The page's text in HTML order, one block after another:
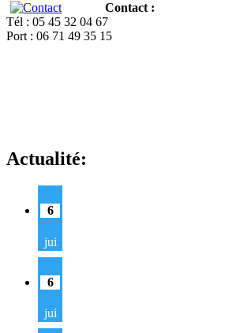
Contact :
Tél : 05 45 32 04 67
Port : 06 71 49 35 15
Actualité:
6
jui
6
jui